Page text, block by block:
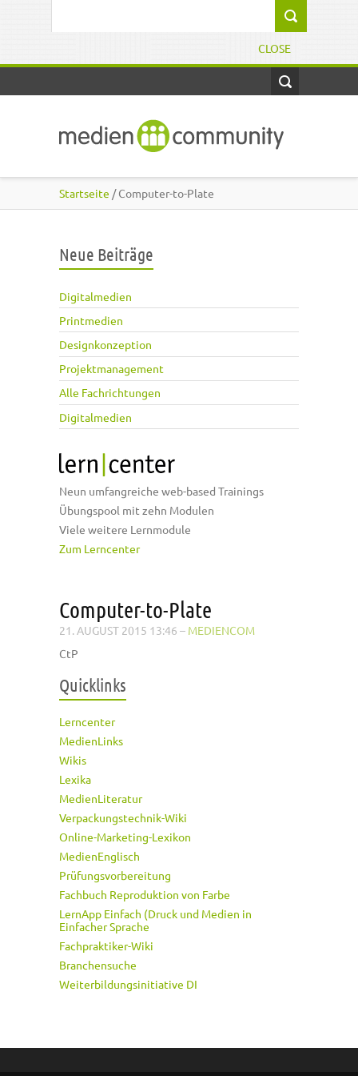
CLOSE
Startseite / Computer-to-Plate
Neue Beiträge
Digitalmedien
Printmedien
Designkonzeption
Projektmanagement
Alle Fachrichtungen
Digitalmedien
Neun umfangreiche web-based Trainings
Übungspool mit zehn Modulen
Viele weitere Lernmodule
Zum Lerncenter
Computer-to-Plate
21. AUGUST 2015 13:46 – MEDIENCOM
CtP
Quicklinks
Lerncenter
MedienLinks
Wikis
Lexika
MedienLiteratur
Verpackungstechnik-Wiki
Online-Marketing-Lexikon
MedienEnglisch
Prüfungsvorbereitung
Fachbuch Reproduktion von Farbe
LernApp Einfach (Druck und Medien in
Einfacher Sprache
Fachpraktiker-Wiki
Branchensuche
Weiterbildungsinitiative DI